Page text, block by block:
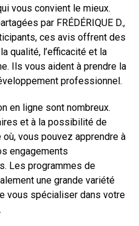
vous convient le mieux.
par FRÉDÉRIQUE D.,
ces avis offrent des
qualité, l’efficacité et la
Ils vous aident à prendre la
professionnel.
en ligne sont nombreux.
et à la possibilité de
vous pouvez apprendre à
engagements
Les programmes de
une grande variété
vous spécialiser dans votre